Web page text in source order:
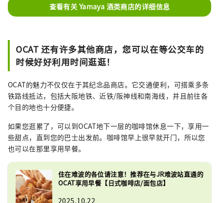
查看有关 Yamaya 酒类商店的详细信息
OCAT 还有许多其他商店，您可以在等公交车的
时候好好利用时间逛逛！
OCAT的魅力不仅仅在于其纪念品商店。它交通便利，可搭乘多条
铁路线抵达，包括大阪地铁、近铁/阪神线和南海线，并且前往各
个目的地也十分便捷。
如果您逛累了，可以到OCAT地下一层的咖啡馆休息一下，享用一
些甜点，直到您的巴士出发前。咖啡馆早上很早就开门，所以您
也可以在那里享用早餐。
住在难波的各位请注意！推荐在与JR难波站直通的
OCAT享用早餐【日式咖啡店/面包店】
2025.10.22